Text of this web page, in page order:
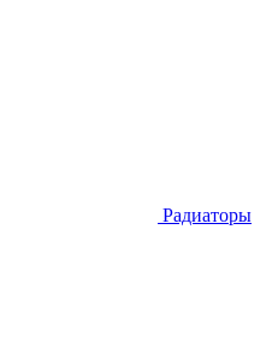
Радиаторы